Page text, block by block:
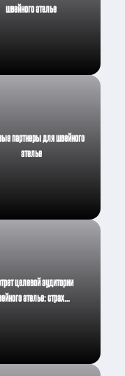
швейного ателье
партнеры для швейного
ателье
целевой аудитории
ателье: страх…